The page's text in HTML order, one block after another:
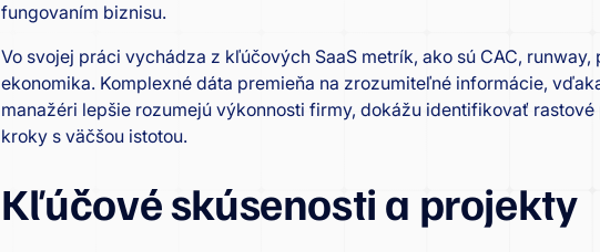
fungovaním biznisu.
Vo svojej práci vychádza z kľúčových SaaS metrík, ako sú CAC,
ekonomika. Komplexné dáta premieňa na zrozumiteľné informácie,
manažéri lepšie rozumejú výkonnosti firmy, dokážu identifikovať
kroky s väčšou istotou.
Kľúčové skúsenosti a projekty